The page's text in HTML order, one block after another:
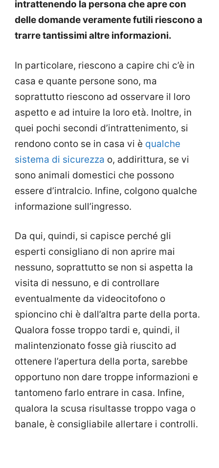
intrattenendo la persona che apre con
delle domande veramente futili riescono a
trarre tantissimi altre informazioni.
In particolare, riescono a capire chi c’è in
casa e quante persone sono, ma
soprattutto riescono ad osservare il loro
aspetto e ad intuire la loro età. Inoltre, in
quei pochi secondi d’intrattenimento, si
rendono conto se in casa vi è qualche
sistema di sicurezza o, addirittura, se vi
sono animali domestici che possono
essere d’intralcio. Infine, colgono qualche
informazione sull’ingresso.
Da qui, quindi, si capisce perché gli
esperti consigliano di non aprire mai
nessuno, soprattutto se non si aspetta la
visita di nessuno, e di controllare
eventualmente da videocitofono o
spioncino chi è dall’altra parte della porta.
Qualora fosse troppo tardi e, quindi, il
malintenzionato fosse già riuscito ad
ottenere l’apertura della porta, sarebbe
opportuno non dare troppe informazioni e
tantomeno farlo entrare in casa. Infine,
qualora la scusa risultasse troppo vaga o
banale, è consigliabile allertare i controlli.